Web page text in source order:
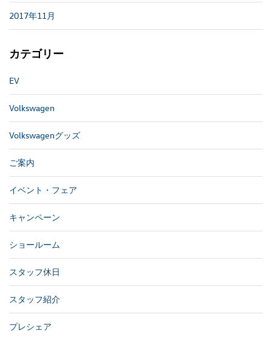
2017年11月
カテゴリー
EV
Volkswagen
Volkswagenグッズ
ご案内
イベント・フェア
キャンペーン
ショールーム
スタッフ休日
スタッフ紹介
プレシェア